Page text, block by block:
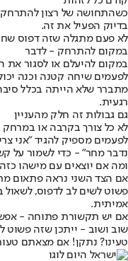
כשהתחושה של רצון להתרחק
בדיוק הפעיל את זה.
לא פעם מתגלה שזה דפוס
במקום להתרחק - לדבר
במקום להיעלם או לסגור
לפעמים שיחה קטנה וכנה
מתברר שלא הייתה בכלל
רגעית.
גם גבולות זה חלק מהעניין
לא כל צורך בקרבה או במרחק
לפעמים מספיק להגיד "אני
נדבר מחר" - כדי לשמור על
ומה אם יוצאים עם מישהו
אם הצד השני נראה פתאום
פשוט לשים לב לדפוס,
אמיתית.
אם יש תקשורת פתוחה -
שוב ושוב - ייתכן שזה פשוט
טעינו? נתקן! אם מצאתם